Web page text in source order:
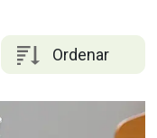
Ordenar